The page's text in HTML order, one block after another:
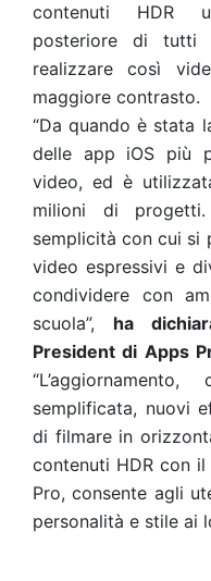
contenuti HDR
posteriore di
realizzare così
maggiore contrasto.
“Da quando è stata
delle app iOS più
video, ed è
milioni di
semplicità con cui si
video espressivi e
condividere con
scuola”, ha
President di Apps
semplificata, nuovi
di filmare in
contenuti HDR con il
Pro, consente agli
personalità e stile ai